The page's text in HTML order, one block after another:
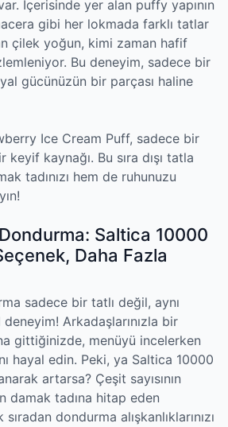
İçerisinde yer alan puffy yapının
gibi her lokmada farklı tatlar
çilek yoğun, kimi zaman hafif
Bu deneyim, sadece bir
gücünüzün bir parçası haline
Ice Cream Puff, sadece bir
keyif kaynağı. Bu sıra dışı tatla
tadınızı hem de ruhunuzu
Saltica 10000
Daha Fazla
sadece bir tatlı değil, aynı
Arkadaşlarınızla bir
gittiğinizde, menüyü incelerken
hayal edin. Peki, ya Saltica 10000
artarsa? Çeşit sayısının
damak tadına hitap eden
dondurma alışkanlıklarınızı